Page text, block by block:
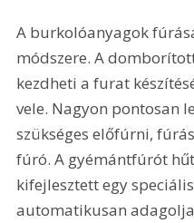
A burkolóanyagok
módszere. A
kezdheti a furat
vele. Nagyon pontosan
szükséges előfúrni,
fúró. A gyémántfúrót
kifejlesztett egy
automatikusan adagolja